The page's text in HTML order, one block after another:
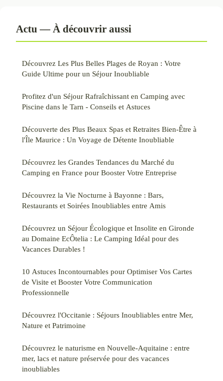
Actu — À découvrir aussi
Découvrez Les Plus Belles Plages de Royan : Votre
Guide Ultime pour un Séjour Inoubliable
Profitez d'un Séjour Rafraîchissant en Camping avec
Piscine dans le Tarn - Conseils et Astuces
Découverte des Plus Beaux Spas et Retraites Bien-Être à
l'Île Maurice : Un Voyage de Détente Inoubliable
Découvrez les Grandes Tendances du Marché du
Camping en France pour Booster Votre Entreprise
Découvrez la Vie Nocturne à Bayonne : Bars,
Restaurants et Soirées Inoubliables entre Amis
Découvrez un Séjour Écologique et Insolite en Gironde
au Domaine EcÔtelia : Le Camping Idéal pour des
Vacances Durables !
10 Astuces Incontournables pour Optimiser Vos Cartes
de Visite et Booster Votre Communication
Professionnelle
Découvrez l'Occitanie : Séjours Inoubliables entre Mer,
Nature et Patrimoine
Découvrez le naturisme en Nouvelle-Aquitaine : entre
mer, lacs et nature préservée pour des vacances
inoubliables